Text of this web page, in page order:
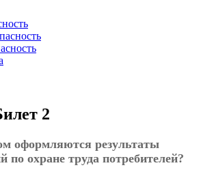
2
оформляются результаты
по охране труда потребителей?